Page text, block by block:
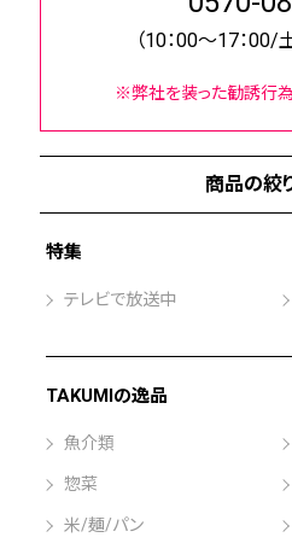
商品の絞
特集
テレビで放送中
TAKUMIの逸品
魚介類
惣菜
米/麺/パン
（10：00～17：00/
※弊社を装った勧誘行為